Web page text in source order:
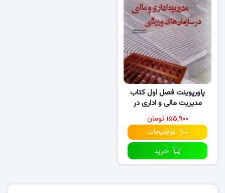
پاورپوینت فصل اول کتاب
مدیریت مالی و اداری در
سازمان های ورزشی
۱۵۵,۹۰۰ تومان
توضیحات
خرید